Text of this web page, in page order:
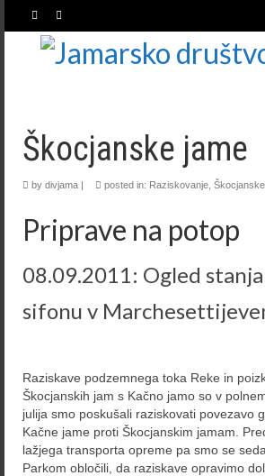
Škocjanske jame
by divjama | posted in: Raziskovanje
Priprave na potop
08.09.2011: Ogled
sifonu v
Raziskave podzemnega toka Reke in
Škocjanskih jam s Kačno jamo so v
julija smo poskušali raziskovati povezavo
Kačne jame proti Škocjanskim jamam.
lažjega transporta opreme pa smo se
Parkom obločili, da raziskave opravimo